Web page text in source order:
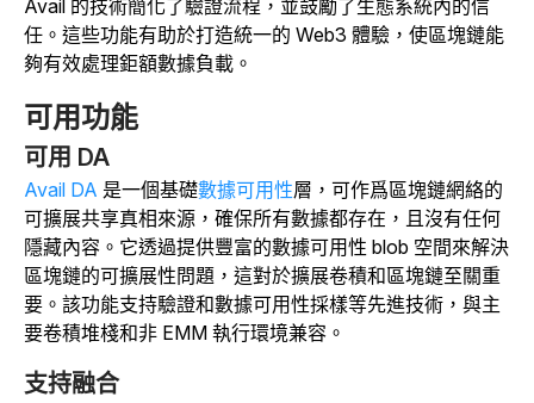
Avail 的技術簡化了驗證流程，並鼓勵了生態系統內的信
任。這些功能有助於打造統一的 Web3 體驗，使區塊鏈能
夠有效處理鉅額數據負載。
可用功能
可用 DA
Avail DA 是一個基礎數據可用性層，可作爲區塊鏈網絡的
可擴展共享真相來源，確保所有數據都存在，且沒有任何
隱藏內容。它透過提供豐富的數據可用性 blob 空間來解決
區塊鏈的可擴展性問題 ，這對於擴展卷積和區塊鏈至關重
要。 該功能支持驗證和數據可用性採樣等先進技術，與主
要卷積堆棧和非 EMM 執行環境兼容。
支持融合